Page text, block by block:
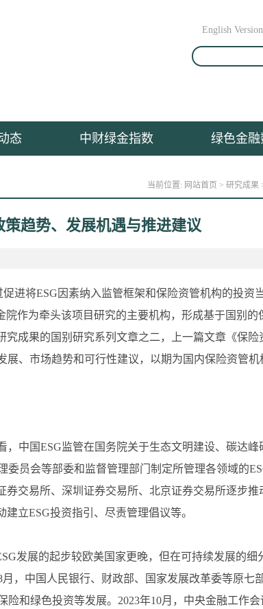
English Version
态 中财绿金指数 绿色金
当前位置: 网站首页 > 研究成果
趋势、发展机遇与推进建议
进将ESG因素纳入监管框架和保险资管机构的投资
作为牵头该项目研究的主要机构，形成基于国别的
成果的国别研究系列文章之二，上一篇文章《保险
、市场趋势和可行性建议，以期为国内保险资管机
中国ESG监管在国务院关于生态文明建设、碳达峰
员会等部委和监督管理部门制定所管理各领域的
交易所、深圳证券交易所、北京证券交易所逐步推
立ESG投资指引、尽责管理倡议等。
发展的起步较欧美国家更晚，但在可持续发展的细
，中国人民银行、财政部、国家发展改革委等原七
和绿色投资等发展。2023年10月，中央金融工作